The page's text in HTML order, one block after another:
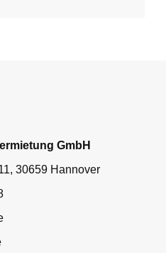
GmbH
30659 Hannover